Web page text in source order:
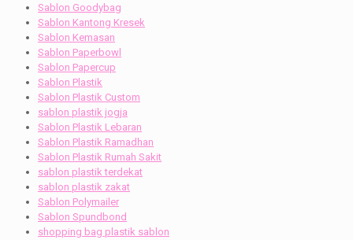
Sablon Goodybag
Sablon Kantong Kresek
Sablon Kemasan
Sablon Paperbowl
Sablon Papercup
Sablon Plastik
Sablon Plastik Custom
sablon plastik jogja
Sablon Plastik Lebaran
Sablon Plastik Ramadhan
Sablon Plastik Rumah Sakit
sablon plastik terdekat
sablon plastik zakat
Sablon Polymailer
Sablon Spundbond
shopping bag plastik sablon